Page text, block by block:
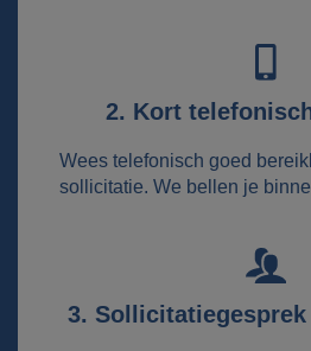
2. Kort
Wees telefonisch goed
sollicitatie. We bellen je
3.